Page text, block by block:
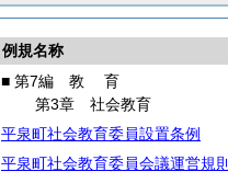
例規名称
■ 第7編 教 育
第3章 社会教育
平泉町社会教育委員設置条例
平泉町社会教育委員会議運営規則